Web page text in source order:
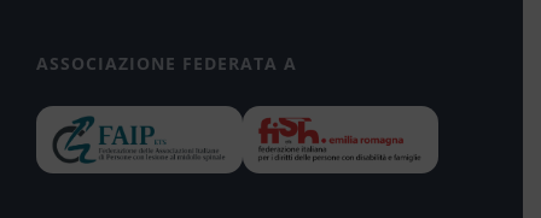
ASSOCIAZIONE FEDERATA A